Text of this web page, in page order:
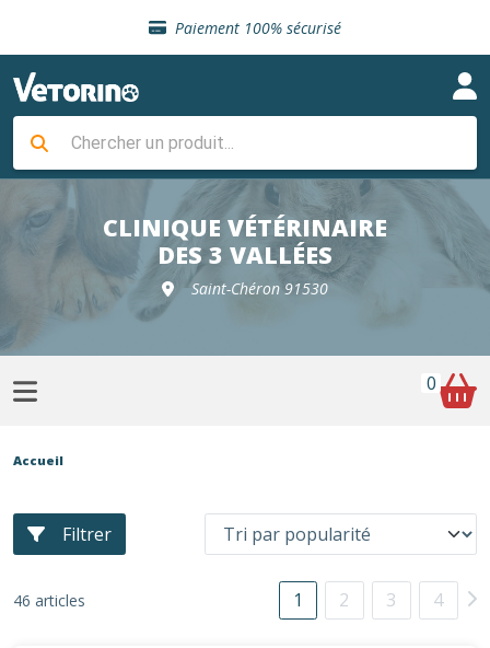
Paiement 100% sécurisé
Livraison gratuite en clinique vétérinaire
Sélection de croquettes vétérinaire
Livraison gratuite en clinique vétérinaire
Retour gratuit en clinique
Sélection de croquettes vétérinaire
CLINIQUE VÉTÉRINAIRE
DES 3 VALLÉES
Saint-Chéron 91530
0
Accueil
Filtrer
46 articles 1 2 3 4